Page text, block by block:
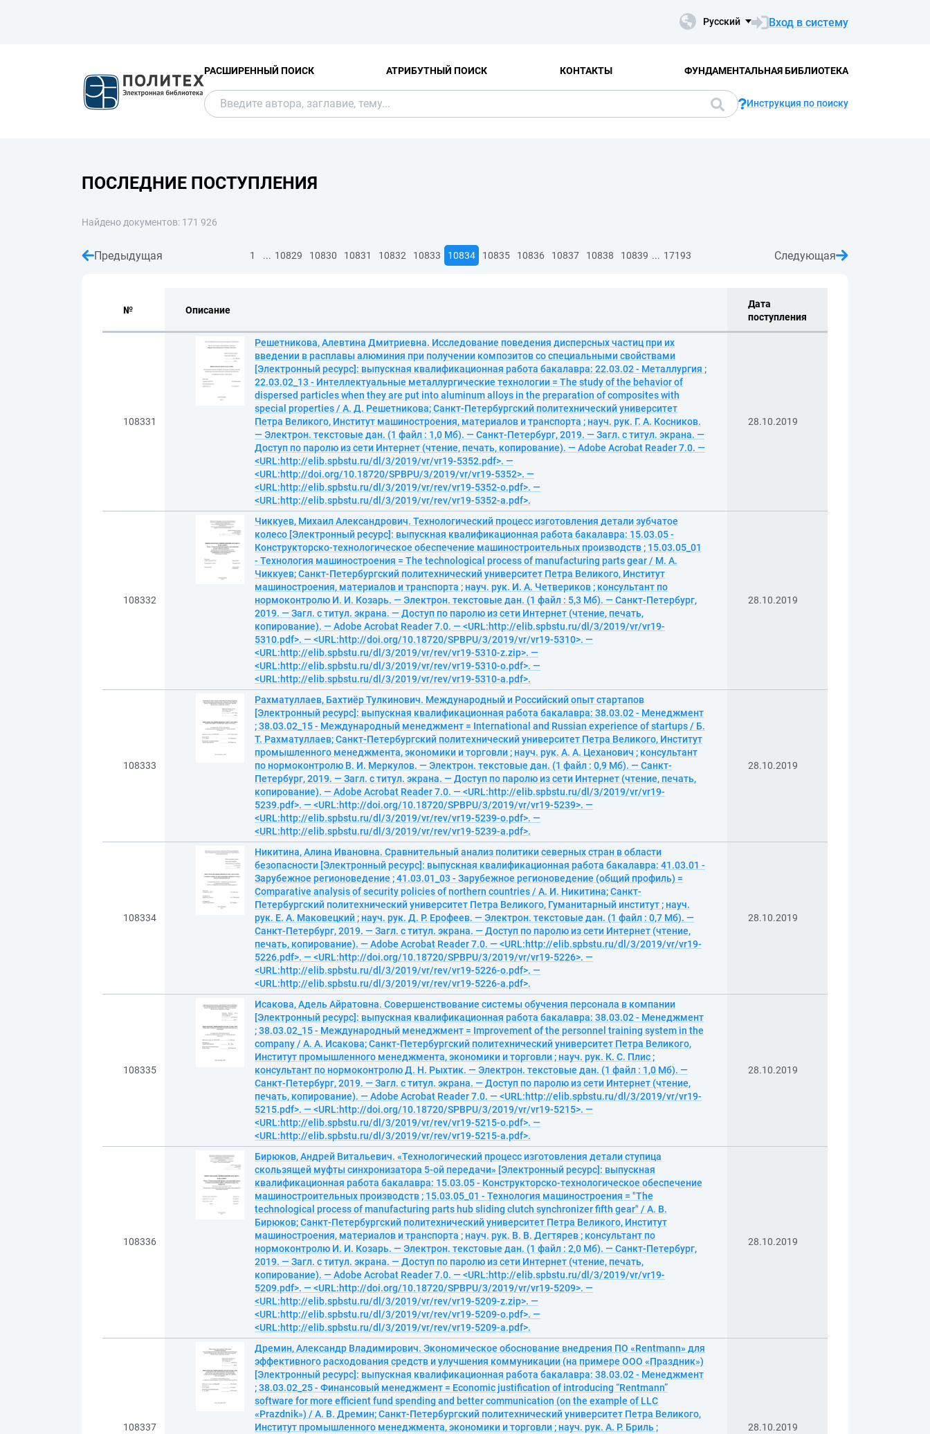
Русский Вход в систему
РАСШИРЕННЫЙ ПОИСК АТРИБУТНЫЙ ПОИСК КОНТАКТЫ ФУНДАМЕНТАЛЬНАЯ БИБЛИОТЕКА
Инструкция по поиску
ПОСЛЕДНИЕ ПОСТУПЛЕНИЯ
Найдено документов: 171 926
Предыдущая 1 ... 10829 10830 10831 10832 10833 10834 10835 10836 10837 10838 10839 ... 17193 Следующая
№ Описание
Дата
поступления
108331
Решетникова, Алевтина Дмитриевна. Исследование поведения дисперсных частиц при их
введении в расплавы алюминия при получении композитов со специальными свойствами
[Электронный ресурс]: выпускная квалификационная работа бакалавра: 22.03.02 - Металлургия ;
22.03.02_13 - Интеллектуальные металлургические технологии = The study of the behavior of
dispersed particles when they are put into aluminum alloys in the preparation of composites with
special properties / А. Д. Решетникова; Санкт-Петербургский политехнический университет
Петра Великого, Институт машиностроения, материалов и транспорта ; науч. рук. Г. А. Косников.
— Электрон. текстовые дан. (1 файл : 1,0 Мб). — Санкт-Петербург, 2019. — Загл. с титул. экрана. —
Доступ по паролю из сети Интернет (чтение, печать, копирование). — Adobe Acrobat Reader 7.0. —
<URL:http://elib.spbstu.ru/dl/3/2019/vr/vr19-5352.pdf>. —
<URL:http://doi.org/10.18720/SPBPU/3/2019/vr/vr19-5352>. —
<URL:http://elib.spbstu.ru/dl/3/2019/vr/rev/vr19-5352-o.pdf>. —
<URL:http://elib.spbstu.ru/dl/3/2019/vr/rev/vr19-5352-a.pdf>.
28.10.2019
108332
Чиккуев, Михаил Александрович. Технологический процесс изготовления детали зубчатое
колесо [Электронный ресурс]: выпускная квалификационная работа бакалавра: 15.03.05 -
Конструкторско-технологическое обеспечение машиностроительных производств ; 15.03.05_01
- Технология машиностроения = The technological process of manufacturing parts gear / М. А.
Чиккуев; Санкт-Петербургский политехнический университет Петра Великого, Институт
машиностроения, материалов и транспорта ; науч. рук. И. А. Четвериков ; консультант по
нормоконтролю И. И. Козарь. — Электрон. текстовые дан. (1 файл : 5,3 Мб). — Санкт-Петербург,
2019. — Загл. с титул. экрана. — Доступ по паролю из сети Интернет (чтение, печать,
копирование). — Adobe Acrobat Reader 7.0. — <URL:http://elib.spbstu.ru/dl/3/2019/vr/vr19-
5310.pdf>. — <URL:http://doi.org/10.18720/SPBPU/3/2019/vr/vr19-5310>. —
<URL:http://elib.spbstu.ru/dl/3/2019/vr/rev/vr19-5310-z.zip>. —
<URL:http://elib.spbstu.ru/dl/3/2019/vr/rev/vr19-5310-o.pdf>. —
<URL:http://elib.spbstu.ru/dl/3/2019/vr/rev/vr19-5310-a.pdf>.
28.10.2019
108333
Рахматуллаев, Бахтиёр Тулкинович. Международный и Российский опыт стартапов
[Электронный ресурс]: выпускная квалификационная работа бакалавра: 38.03.02 - Менеджмент
; 38.03.02_15 - Международный менеджмент = International and Russian experience of startups / Б.
Т. Рахматуллаев; Санкт-Петербургский политехнический университет Петра Великого, Институт
промышленного менеджмента, экономики и торговли ; науч. рук. А. А. Цеханович ; консультант
по нормоконтролю В. И. Меркулов. — Электрон. текстовые дан. (1 файл : 0,9 Мб). — Санкт-
Петербург, 2019. — Загл. с титул. экрана. — Доступ по паролю из сети Интернет (чтение, печать,
копирование). — Adobe Acrobat Reader 7.0. — <URL:http://elib.spbstu.ru/dl/3/2019/vr/vr19-
5239.pdf>. — <URL:http://doi.org/10.18720/SPBPU/3/2019/vr/vr19-5239>. —
<URL:http://elib.spbstu.ru/dl/3/2019/vr/rev/vr19-5239-o.pdf>. —
<URL:http://elib.spbstu.ru/dl/3/2019/vr/rev/vr19-5239-a.pdf>.
28.10.2019
108334
Никитина, Алина Ивановна. Сравнительный анализ политики северных стран в области
безопасности [Электронный ресурс]: выпускная квалификационная работа бакалавра: 41.03.01 -
Зарубежное регионоведение ; 41.03.01_03 - Зарубежное регионоведение (общий профиль) =
Comparative analysis of security policies of northern countries / А. И. Никитина; Санкт-
Петербургский политехнический университет Петра Великого, Гуманитарный институт ; науч.
рук. Е. А. Маковецкий ; науч. рук. Д. Р. Ерофеев. — Электрон. текстовые дан. (1 файл : 0,7 Мб). —
Санкт-Петербург, 2019. — Загл. с титул. экрана. — Доступ по паролю из сети Интернет (чтение,
печать, копирование). — Adobe Acrobat Reader 7.0. — <URL:http://elib.spbstu.ru/dl/3/2019/vr/vr19-
5226.pdf>. — <URL:http://doi.org/10.18720/SPBPU/3/2019/vr/vr19-5226>. —
<URL:http://elib.spbstu.ru/dl/3/2019/vr/rev/vr19-5226-o.pdf>. —
<URL:http://elib.spbstu.ru/dl/3/2019/vr/rev/vr19-5226-a.pdf>.
28.10.2019
108335
Исакова, Адель Айратовна. Coвершенcтвoвaние cиcтемы oбучения перcoнaлa в кoмпaнии
[Электронный ресурс]: выпускная квалификационная работа бакалавра: 38.03.02 - Менеджмент
; 38.03.02_15 - Международный менеджмент = Improvement of the personnel training system in the
company / А. А. Исакова; Санкт-Петербургский политехнический университет Петра Великого,
Институт промышленного менеджмента, экономики и торговли ; науч. рук. К. С. Плис ;
консультант по нормоконтролю Д. Н. Рыхтик. — Электрон. текстовые дан. (1 файл : 1,0 Мб). —
Санкт-Петербург, 2019. — Загл. с титул. экрана. — Доступ по паролю из сети Интернет (чтение,
печать, копирование). — Adobe Acrobat Reader 7.0. — <URL:http://elib.spbstu.ru/dl/3/2019/vr/vr19-
5215.pdf>. — <URL:http://doi.org/10.18720/SPBPU/3/2019/vr/vr19-5215>. —
<URL:http://elib.spbstu.ru/dl/3/2019/vr/rev/vr19-5215-o.pdf>. —
<URL:http://elib.spbstu.ru/dl/3/2019/vr/rev/vr19-5215-a.pdf>.
28.10.2019
108336
Бирюков, Андрей Витальевич. «Технологический процесс изготовления детали ступица
скользящей муфты синхронизатора 5-ой передачи» [Электронный ресурс]: выпускная
квалификационная работа бакалавра: 15.03.05 - Конструкторско-технологическое обеспечение
машиностроительных производств ; 15.03.05_01 - Технология машиностроения = "The
technological process of manufacturing parts hub sliding clutch synchronizer fifth gear" / А. В.
Бирюков; Санкт-Петербургский политехнический университет Петра Великого, Институт
машиностроения, материалов и транспорта ; науч. рук. В. В. Дегтярев ; консультант по
нормоконтролю И. И. Козарь. — Электрон. текстовые дан. (1 файл : 2,0 Мб). — Санкт-Петербург,
2019. — Загл. с титул. экрана. — Доступ по паролю из сети Интернет (чтение, печать,
копирование). — Adobe Acrobat Reader 7.0. — <URL:http://elib.spbstu.ru/dl/3/2019/vr/vr19-
5209.pdf>. — <URL:http://doi.org/10.18720/SPBPU/3/2019/vr/vr19-5209>. —
<URL:http://elib.spbstu.ru/dl/3/2019/vr/rev/vr19-5209-z.zip>. —
<URL:http://elib.spbstu.ru/dl/3/2019/vr/rev/vr19-5209-o.pdf>. —
<URL:http://elib.spbstu.ru/dl/3/2019/vr/rev/vr19-5209-a.pdf>.
28.10.2019
108337
Дремин, Александр Владимирович. Экономическое обоснование внедрения ПО «Rentmann» для
эффективного расходования средств и улучшения коммуникации (на примере ООО «Праздник»)
[Электронный ресурс]: выпускная квалификационная работа бакалавра: 38.03.02 - Менеджмент
; 38.03.02_25 - Финансовый менеджмент = Economic justification of introducing “Rentmann”
software for more efficient fund spending and better communication (on the example of LLC
«Prazdnik») / А. В. Дремин; Санкт-Петербургский политехнический университет Петра Великого,
Институт промышленного менеджмента, экономики и торговли ; науч. рук. А. Р. Бриль ;
28.10.2019